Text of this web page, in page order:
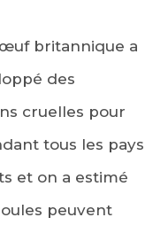
britannique a
des
cruelles pour
tous les pays
et on a estimé
peuvent